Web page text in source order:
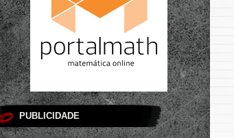
PUBLICIDADE